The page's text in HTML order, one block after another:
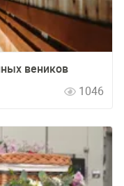
веников
1046